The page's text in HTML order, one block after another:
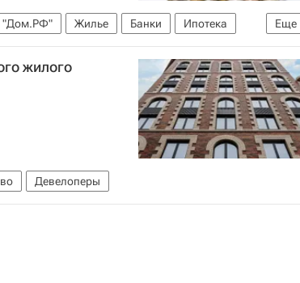
Еще
"Дом.РФ" Жилье Банки
Ипотека
жилого
Девелоперы